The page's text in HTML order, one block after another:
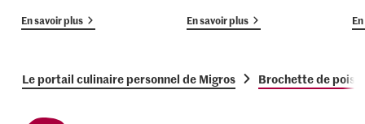
En savoir plus En savoir plus
Le portail culinaire personnel de Migros Brochette de